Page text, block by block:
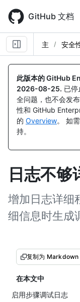
main
content
GitHub 文档
主 安全
此版本的 GitHub
2026-08-25. 已
全问题，也不会发
性和 GitHub
的 Overview。 如
持。
日志不够
增加日志详细
细信息时生成
复制为 Markdown
在本文中
启用步骤调试日志